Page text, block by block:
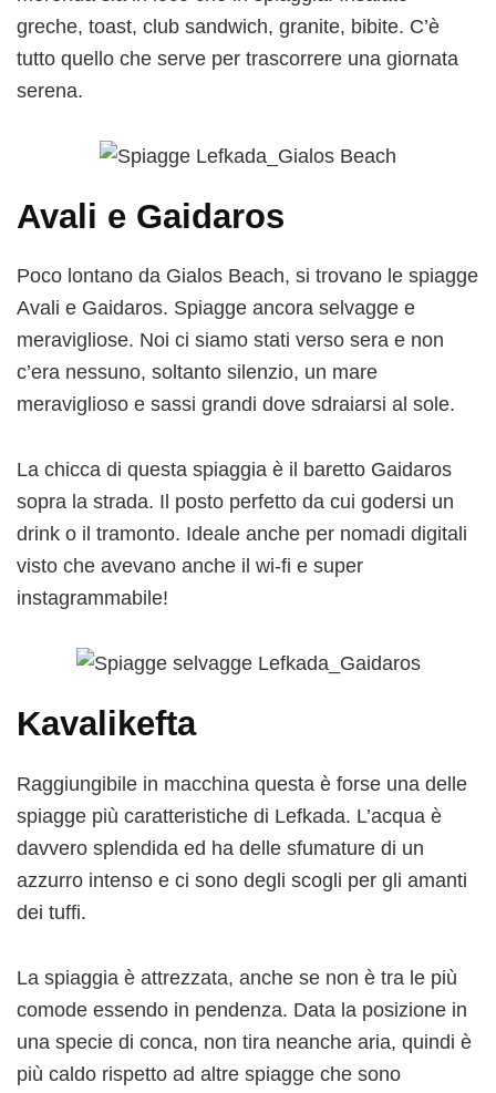
greche, toast, club sandwich, granite, bibite. C’è
tutto quello che serve per trascorrere una giornata
serena.
Avali e Gaidaros
Poco lontano da Gialos Beach, si trovano le spiagge
Avali e Gaidaros. Spiagge ancora selvagge e
meravigliose. Noi ci siamo stati verso sera e non
c’era nessuno, soltanto silenzio, un mare
meraviglioso e sassi grandi dove sdraiarsi al sole.
La chicca di questa spiaggia è il baretto Gaidaros
sopra la strada. Il posto perfetto da cui godersi un
drink o il tramonto. Ideale anche per nomadi digitali
visto che avevano anche il wi-fi e super
instagrammabile!
Kavalikefta
Raggiungibile in macchina questa è forse una delle
spiagge più caratteristiche di Lefkada. L’acqua è
davvero splendida ed ha delle sfumature di un
azzurro intenso e ci sono degli scogli per gli amanti
dei tuffi.
La spiaggia è attrezzata, anche se non è tra le più
comode essendo in pendenza. Data la posizione in
una specie di conca, non tira neanche aria, quindi è
più caldo rispetto ad altre spiagge che sono